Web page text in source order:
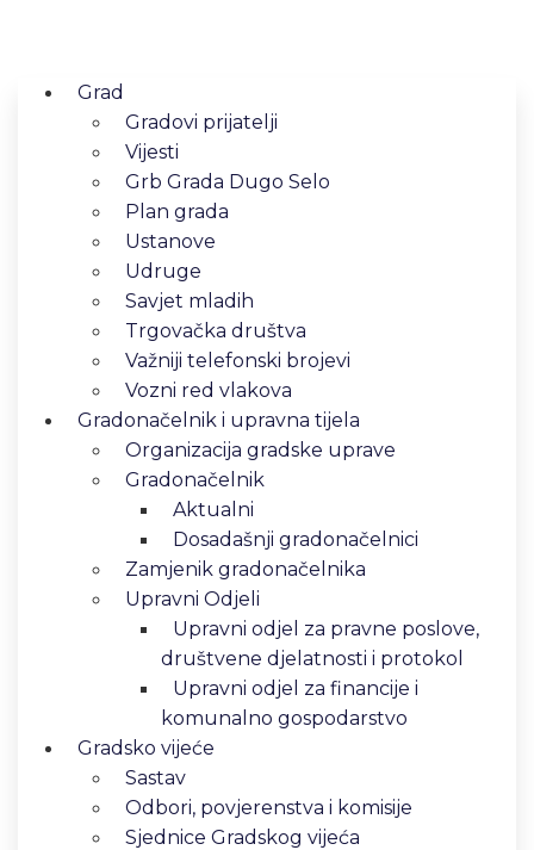
Grad
Gradovi prijatelji
Vijesti
Grb Grada Dugo Selo
Plan grada
Ustanove
Udruge
Savjet mladih
Trgovačka društva
Važniji telefonski brojevi
Vozni red vlakova
Gradonačelnik i upravna tijela
Organizacija gradske uprave
Gradonačelnik
Aktualni
Dosadašnji gradonačelnici
Zamjenik gradonačelnika
Upravni Odjeli
Upravni odjel za pravne poslove,
društvene djelatnosti i protokol
Upravni odjel za financije i
komunalno gospodarstvo
Gradsko vijeće
Sastav
Odbori, povjerenstva i komisije
Sjednice Gradskog vijeća